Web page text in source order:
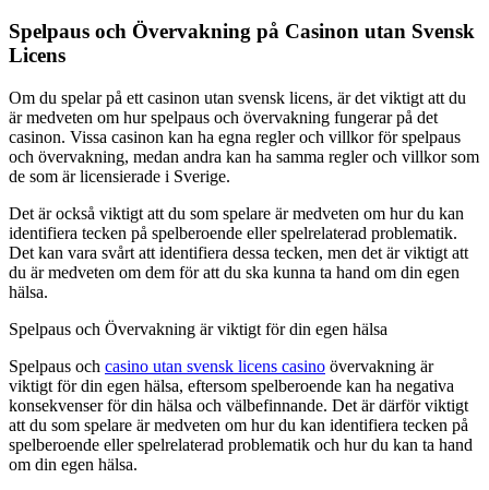
Spelpaus och Övervakning på Casinon utan Svensk
Licens
Om du spelar på ett casinon utan svensk licens, är det viktigt att du
är medveten om hur spelpaus och övervakning fungerar på det
casinon. Vissa casinon kan ha egna regler och villkor för spelpaus
och övervakning, medan andra kan ha samma regler och villkor som
de som är licensierade i Sverige.
Det är också viktigt att du som spelare är medveten om hur du kan
identifiera tecken på spelberoende eller spelrelaterad problematik.
Det kan vara svårt att identifiera dessa tecken, men det är viktigt att
du är medveten om dem för att du ska kunna ta hand om din egen
hälsa.
Spelpaus och Övervakning är viktigt för din egen hälsa
Spelpaus och casino utan svensk licens casino övervakning är
viktigt för din egen hälsa, eftersom spelberoende kan ha negativa
konsekvenser för din hälsa och välbefinnande. Det är därför viktigt
att du som spelare är medveten om hur du kan identifiera tecken på
spelberoende eller spelrelaterad problematik och hur du kan ta hand
om din egen hälsa.